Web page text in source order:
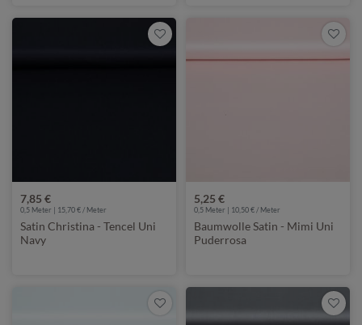
7,85 €
0,5 Meter | 15,70 € / Meter
Satin Christina - Tencel Uni
Navy
5,25 €
0,5 Meter | 10,50 € / Meter
Baumwolle Satin - Mimi Uni
Puderrosa